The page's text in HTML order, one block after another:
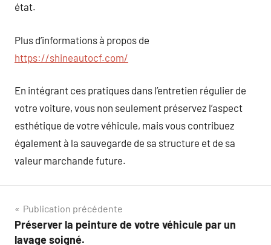
état.
Plus d’informations à propos de
https://shineautocf.com/
En intégrant ces pratiques dans l’entretien régulier de
votre voiture, vous non seulement préservez l’aspect
esthétique de votre véhicule, mais vous contribuez
également à la sauvegarde de sa structure et de sa
valeur marchande future.
Navigation
de
Publication précédente
Préserver la peinture de votre véhicule par un
lavage soigné.